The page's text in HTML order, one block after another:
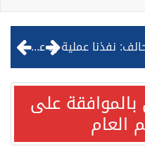
قيادة القوات المشتركة للتحالف: نفذنا عملية رد عسكري متناسبة لأهداف عسكرية مشروعة تابعة للمليشيا الحوثية الإرهابية في محافظة الحديدة
مصدر مسؤول بالهيئة العامة للنقل: استهداف السفينة السعودية NCC MASA خلال إبحارها في البحر الأحمر نتج عنه إصابة طفيفة في بدنها على
العام